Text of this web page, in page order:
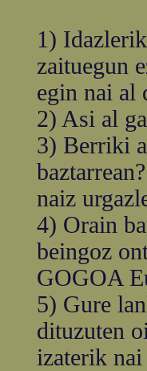
1)
zaituegun
egin nai al
2) Asi al
3) Berriki
naiz
4) Orain
beingoz
GOGOA
5) Gure
dituzuten
izaterik